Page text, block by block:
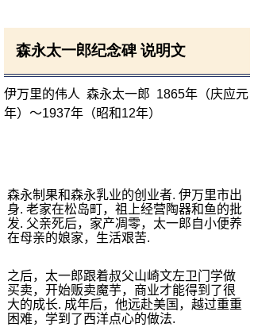
森永太一郎纪念碑 说明文
伊万里的伟人 森永太一郎 1865年（庆应元
年）～1937年（昭和12年）
森永制果和森永乳业的创业者. 伊万里市出
身. 老家在松岛町，祖上经营陶器和鱼的批
发. 父亲死后，家产凋零，太一郎自小便养
在母亲的娘家，生活艰苦.
之后，太一郎跟着叔父山崎文左卫门学做
买卖，开始贩卖魔芋，商业才能得到了很
大的成长. 成年后，他远赴美国，越过重重
困难，学到了西洋点心的做法.